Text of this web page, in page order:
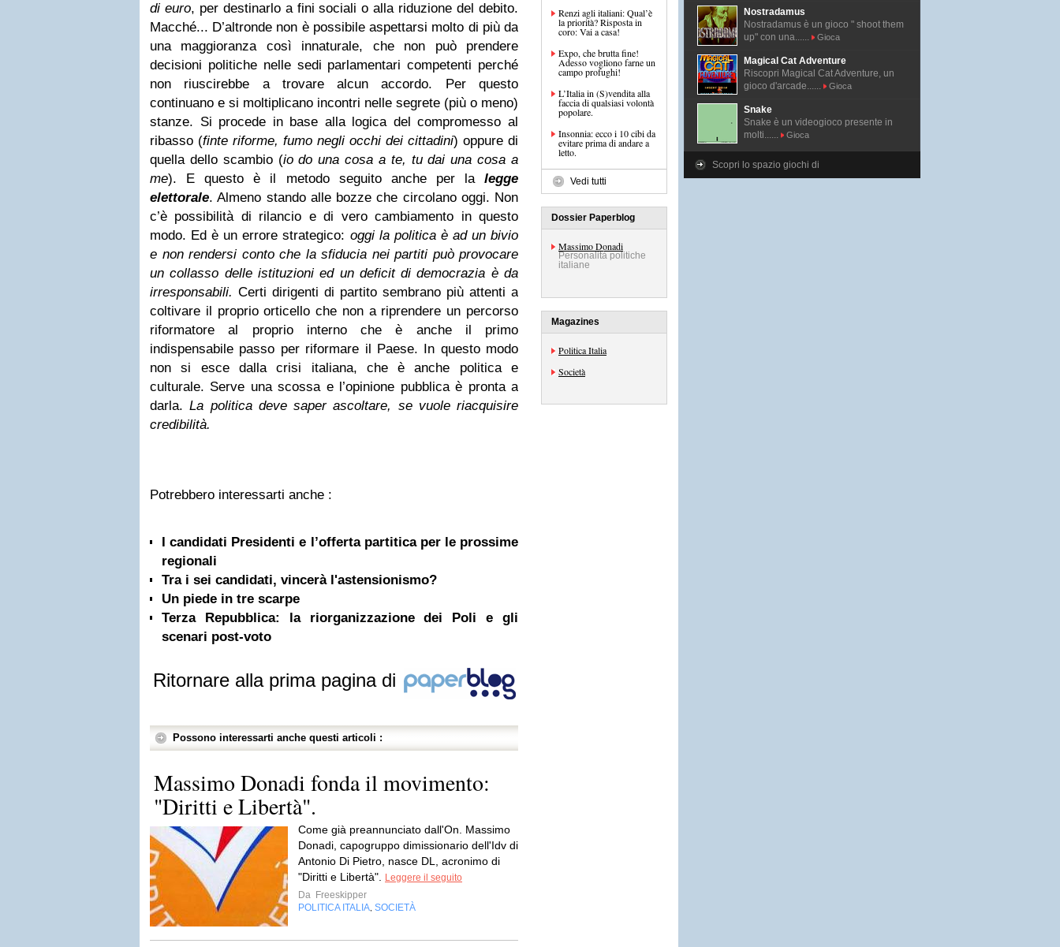
di euro, per destinarlo a fini sociali o alla riduzione del debito.
Macché... D’altronde non è possibile aspettarsi molto di più da
una maggioranza così innaturale, che non può prendere
decisioni politiche nelle sedi parlamentari competenti perché
non riuscirebbe a trovare alcun accordo. Per questo
continuano e si moltiplicano incontri nelle segrete (più o meno)
stanze. Si procede in base alla logica del compromesso al
ribasso (finte riforme, fumo negli occhi dei cittadini) oppure di
quella dello scambio (io do una cosa a te, tu dai una cosa a
me). E questo è il metodo seguito anche per la legge
elettorale. Almeno stando alle bozze che circolano oggi. Non
c’è possibilità di rilancio e di vero cambiamento in questo
modo. Ed è un errore strategico: oggi la politica è ad un bivio
e non rendersi conto che la sfiducia nei partiti può provocare
un collasso delle istituzioni ed un deficit di democrazia è da
irresponsabili. Certi dirigenti di partito sembrano più attenti a
coltivare il proprio orticello che non a riprendere un percorso
riformatore al proprio interno che è anche il primo
indispensabile passo per riformare il Paese. In questo modo
non si esce dalla crisi italiana, che è anche politica e
culturale. Serve una scossa e l’opinione pubblica è pronta a
darla.La politica deve saper ascoltare, se vuole riacquisire
credibilità.
Potrebbero interessarti anche :
I candidati Presidenti e l’offerta partitica per le prossime
regionali
Tra i sei candidati, vincerà l'astensionismo?
Un piede in tre scarpe
Terza Repubblica: la riorganizzazione dei Poli e gli
scenari post-voto
Ritornare alla prima pagina di
Possono interessarti anche questi articoli :
Massimo Donadi fonda il movimento:
"Diritti e Libertà".
Come già preannunciato dall'On. Massimo
Donadi, capogruppo dimissionario dell'Idv di
Antonio Di Pietro, nasce DL, acronimo di
"Diritti e Libertà".
Leggere il seguito
Da Freeskipper
POLITICA ITALIA SOCIETÀ
Renzi agli italiani: Qual’è
la priorità? Risposta in
coro: Vai a casa!
Expo, che brutta fine!
Adesso vogliono farne un
campo profughi!
L’Italia in (S)vendita alla
faccia di qualsiasi volontà
popolare.
Insonnia: ecco i 10 cibi da
evitare prima di andare a
letto.
Vedi tutti
Dossier Paperblog
Massimo Donadi
Personalità politiche
italiane
Magazines
Politica Italia
Società
Nostradamus
Nostradamus è un gioco " shoot them
up" con una......
Gioca
Magical Cat Adventure
Riscopri Magical Cat Adventure, un
gioco d'arcade......
Gioca
Snake
Snake è un videogioco presente in
molti......
Gioca
Scopri lo spazio giochi di